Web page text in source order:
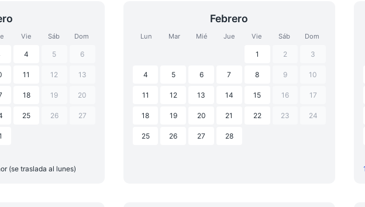
Vie Sáb Dom
4 5 6
11 12 13
18 19 20
25 26 27
(se traslada al lunes)
Febrero
Lun Mar Mié Jue Vie Sáb Dom
1 2 3
4 5 6 7 8 9 10
11 12 13 14 15 16 17
18 19 20 21 22 23 24
25 26 27 28